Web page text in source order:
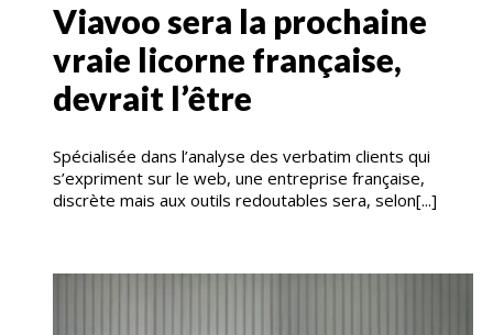
Viavoo sera la prochaine
vraie licorne française,
devrait l’être
Spécialisée dans l’analyse des verbatim clients qui
s’expriment sur le web, une entreprise française,
discrète mais aux outils redoutables sera, selon[...]